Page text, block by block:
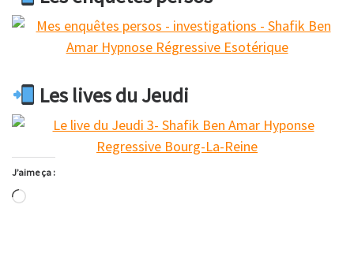
Les lives du Jeudi
J’aime ça :
Chargement…